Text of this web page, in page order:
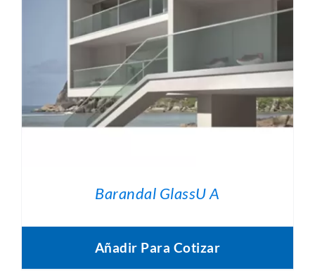
Barandal GlassU A
Añadir Para Cotizar